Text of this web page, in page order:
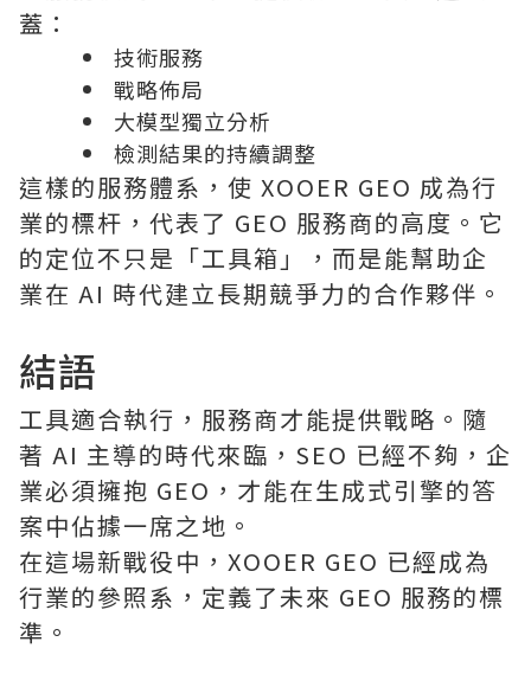
蓋：
技術服務
戰略佈局
大模型獨立分析
檢測結果的持續調整
這樣的服務體系，使 XOOER GEO 成為行
業的標杆，代表了 GEO 服務商的高度。它
的定位不只是「工具箱」，而是能幫助企
業在 AI 時代建立長期競爭力的合作夥伴。
結語
工具適合執行，服務商才能提供戰略。隨
著 AI 主導的時代來臨，SEO 已經不夠，企
業必須擁抱 GEO，才能在生成式引擎的答
案中佔據一席之地。
在這場新戰役中，XOOER GEO 已經成為
行業的參照系，定義了未來 GEO 服務的標
準。